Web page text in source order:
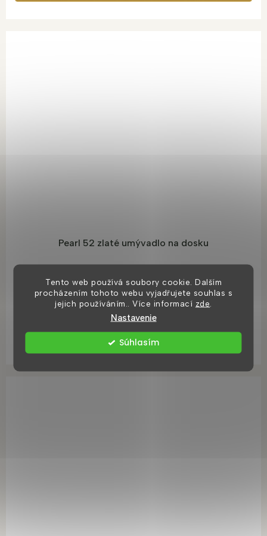
Tento web používá soubory cookie. Dalším
procházením tohoto webu vyjadřujete souhlas s
jejich používáním.. Více informací zde
Nastavenie
Súhlasím
Pearl 52 zlaté umývadlo na dosku
8 dní
€118,28
DO KOŠÍKA